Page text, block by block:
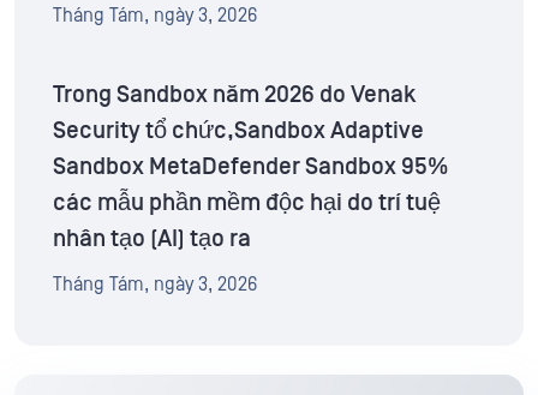
Tháng Tám, ngày 3, 2026
Trong Sandbox năm 2026 do Venak
Security tổ chức,Sandbox Adaptive
Sandbox MetaDefender Sandbox 95%
các mẫu phần mềm độc hại do trí tuệ
nhân tạo (AI) tạo ra
Tháng Tám, ngày 3, 2026